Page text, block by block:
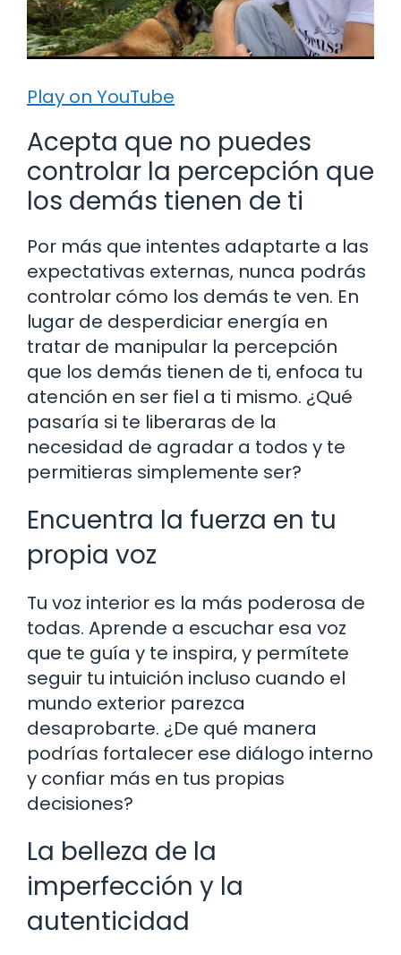
Play on YouTube
Acepta que no puedes
controlar la percepción que
los demás tienen de ti
Por más que intentes adaptarte a las
expectativas externas, nunca podrás
controlar cómo los demás te ven. En
lugar de desperdiciar energía en
tratar de manipular la percepción
que los demás tienen de ti, enfoca tu
atención en ser fiel a ti mismo. ¿Qué
pasaría si te liberaras de la
necesidad de agradar a todos y te
permitieras simplemente ser?
Encuentra la fuerza en tu
propia voz
Tu voz interior es la más poderosa de
todas. Aprende a escuchar esa voz
que te guía y te inspira, y permítete
seguir tu intuición incluso cuando el
mundo exterior parezca
desaprobarte. ¿De qué manera
podrías fortalecer ese diálogo interno
y confiar más en tus propias
decisiones?
La belleza de la
imperfección y la
autenticidad